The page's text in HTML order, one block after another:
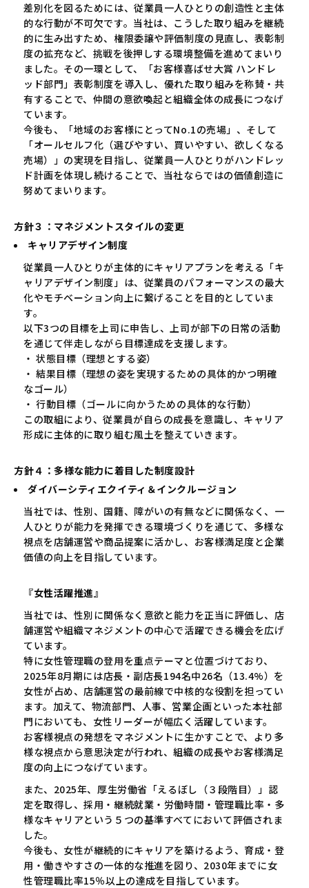
差別化を図るためには、従業員一人ひとりの創造性と主体
的な行動が不可欠です。当社は、こうした取り組みを継続
的に生み出すため、権限委譲や評価制度の見直し、表彰制
度の拡充など、挑戦を後押しする環境整備を進めてまいり
ました。その一環として、「お客様喜ばせ大賞 ハンドレ
ッド部門」表彰制度を導入し、優れた取り組みを称賛・共
有することで、仲間の意欲喚起と組織全体の成長につなげ
ています。
今後も、「地域のお客様にとってNo.1の売場」、そして
「オールセルフ化（選びやすい、買いやすい、欲しくなる
売場）」の実現を目指し、従業員一人ひとりがハンドレッ
ド計画を体現し続けることで、当社ならではの価値創造に
努めてまいります。
方針３：マネジメントスタイルの変更
キャリアデザイン制度
従業員一人ひとりが主体的にキャリアプランを考える「キ
ャリアデザイン制度」は、従業員のパフォーマンスの最大
化やモチベーション向上に繋げることを目的としていま
す。
以下3つの目標を上司に申告し、上司が部下の日常の活動
を通じて伴走しながら目標達成を支援します。
・ 状態目標（理想とする姿）
・ 結果目標（理想の姿を実現するための具体的かつ明確
なゴール）
・ 行動目標（ゴールに向かうための具体的な行動）
この取組により、従業員が自らの成長を意識し、キャリア
形成に主体的に取り組む風土を整えていきます。
方針４：多様な能力に着目した制度設計
ダイバーシティエクイティ＆インクルージョン
当社では、性別、国籍、障がいの有無などに関係なく、一
人ひとりが能力を発揮できる環境づくりを通じて、多様な
視点を店舗運営や商品提案に活かし、お客様満足度と企業
価値の向上を目指しています。
『女性活躍推進』
当社では、性別に関係なく意欲と能力を正当に評価し、店
舗運営や組織マネジメントの中心で活躍できる機会を広げ
ています。
特に女性管理職の登用を重点テーマと位置づけており、
2025年8月期には店長・副店長194名中26名（13.4%）を
女性が占め、店舗運営の最前線で中核的な役割を担ってい
ます。加えて、物流部門、人事、営業企画といった本社部
門においても、女性リーダーが幅広く活躍しています。
お客様視点の発想をマネジメントに生かすことで、より多
様な視点から意思決定が行われ、組織の成長やお客様満足
度の向上につなげています。
また、2025年、厚生労働省「えるぼし（３段階目）」認
定を取得し、採用・継続就業・労働時間・管理職比率・多
様なキャリアという５つの基準すべてにおいて評価されま
した。
今後も、女性が継続的にキャリアを築けるよう、育成・登
用・働きやすさの一体的な推進を図り、2030年までに女
性管理職比率15％以上の達成を目指しています。